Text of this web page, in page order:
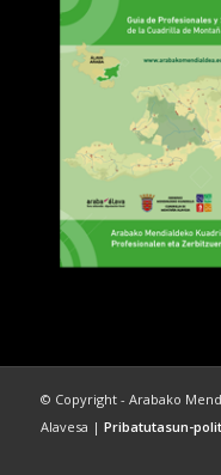
© Copyright - Arabako
Alavesa | Pribatutasun-